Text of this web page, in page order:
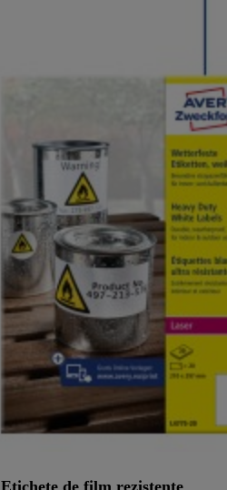
Etichete de film rezistente